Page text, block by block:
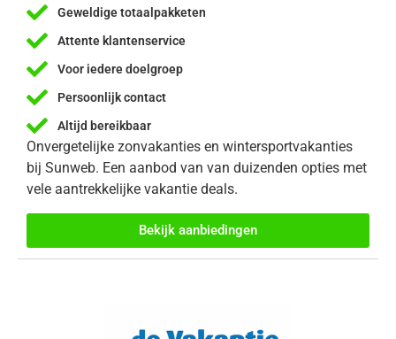
Geweldige totaalpakketen
Attente klantenservice
Voor iedere doelgroep
Persoonlijk contact
Altijd bereikbaar
Onvergetelijke zonvakanties en wintersportvakanties
bij Sunweb. Een aanbod van van duizenden opties met
vele aantrekkelijke vakantie deals.
Bekijk aanbiedingen